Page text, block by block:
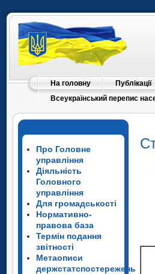
На головну Публікації
Всеукраїнський перепис
Про Головне
управління
Діяльність
Головного
управління
Для громадськості
Нормативно-
правова база
Термін подання
звітності
Метаописи
держстатспостережень